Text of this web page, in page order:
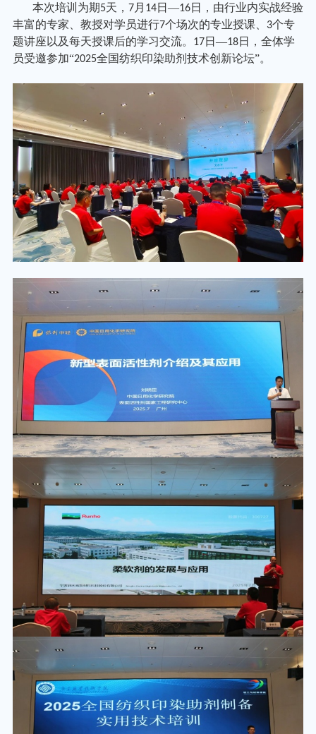
本次培训为期5天， 7月 14日—16日，由行业内实战经验
丰富的专家、教授对学员进行7个场次的专业授课、 3个专
题讲座以及每天授课后的学习交流。 17日—18日，全体学
员受邀参加“2025全国纺织印染助剂技术创新论坛”。